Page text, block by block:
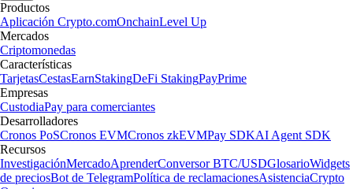
Productos
Aplicación Crypto.comOnchainLevel Up
Mercados
Criptomonedas
Características
TarjetasCestasEarnStakingDeFi StakingPayPrime
Empresas
CustodiaPay para comerciantes
Desarrolladores
Cronos PoSCronos EVMCronos zkEVMPay SDKAI Agent SDK
Recursos
InvestigaciónMercadoAprenderConversor BTC/USDGlosarioWidgets
de preciosBot de TelegramPolítica de reclamacionesAsistenciaCrypto